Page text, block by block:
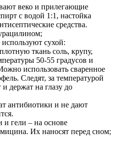
веко и прилегающие
с водой 1:1, настойка
средства.
сухой:
ткань соль, крупу,
50-55 градусов и
использовать сваренное
Следят, за температурой
держат на глазу до
антибиотики и не дают
и гели – на основе
Их наносят перед сном;